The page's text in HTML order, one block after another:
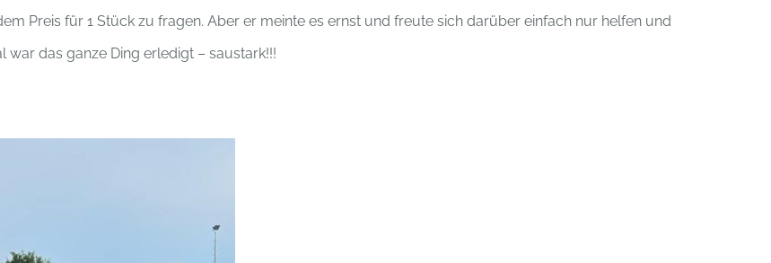
Preis für 1 Stück zu fragen. Aber er meinte es ernst und freute sich darüber einfach nur helfen und
war das ganze Ding erledigt – saustark!!!